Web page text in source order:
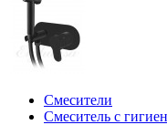
Смесители
Смеситель с